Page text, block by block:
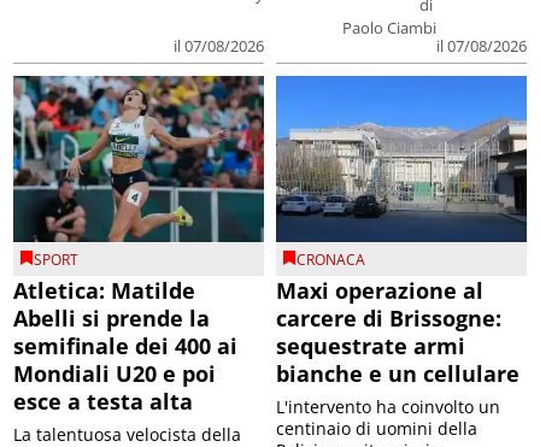
il 07/08/2026
di
Paolo Ciambi
il 07/08/2026
SPORT
Atletica: Matilde
Abelli si prende la
semifinale dei 400 ai
Mondiali U20 e poi
esce a testa alta
La talentuosa velocista della
CRONACA
Maxi operazione al
carcere di Brissogne:
sequestrate armi
bianche e un cellulare
L'intervento ha coinvolto un
centinaio di uomini della